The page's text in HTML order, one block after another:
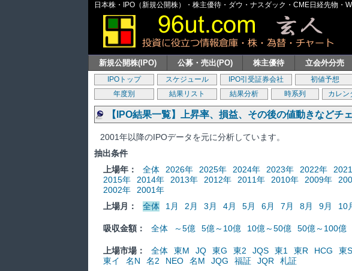
日本株・IPO（新規公開株）・株主優待・ダウ・ナスダック・CME日経先物・
新規公開株(IPO) 公募・売出(PO) 株主優待 立会外分売
IPOトップ スケジュール IPO引受証券会社 初値予想
年度別
結果リスト 結果分析 時系列 カレン
【IPO結果一覧】上昇率、損益、その後の値動きなどチ
2001年以降のIPOデータを元に分析しています。
抽出条件
上場年：
全体 2026年 2025年 2024年 2023年 2022年
2015年
2014年 2013年 2012年 2011年 2010年 2009年
2002年
2001年
上場月：
全体 1月 2月 3月 4月 5月 6月 7月 8月 9月 10
吸収金額： 全体 ～5億 5億～10億 10億～50億 50億～100億
上場市場： 全体 東M JQ 東G 東2 JQS 東1 東R HCG 東S
東イ
名N 名2 NEO 名M JQG 福証 JQR
札証